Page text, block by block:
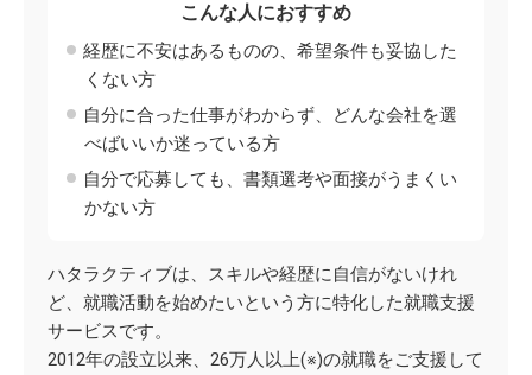
こんな人におすすめ
経歴に不安はあるものの、希望条件も妥協した
くない方
自分に合った仕事がわからず、どんな会社を選
べばいいか迷っている方
自分で応募しても、書類選考や面接がうまくい
かない方
ハタラクティブは、スキルや経歴に自信がないけれ
ど、就職活動を始めたいという方に特化した就職支援
サービスです。
2012年の設立以来、26万人以上(※)の就職をご支援して